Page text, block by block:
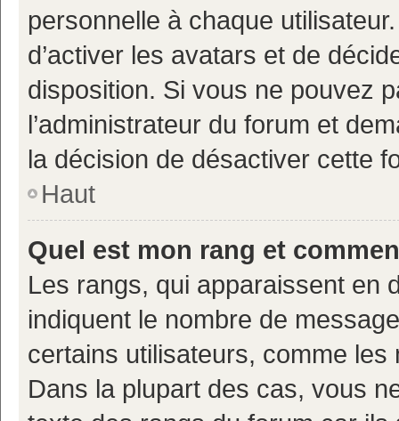
personnelle à chaque
d’activer les avatars et de
disposition. Si vous ne pouvez
l’administrateur du forum et
la décision de désactiver cette
Haut
Quel est mon rang et
Les rangs, qui apparaissent en
indiquent le nombre de
certains utilisateurs, comme
Dans la plupart des cas, vous